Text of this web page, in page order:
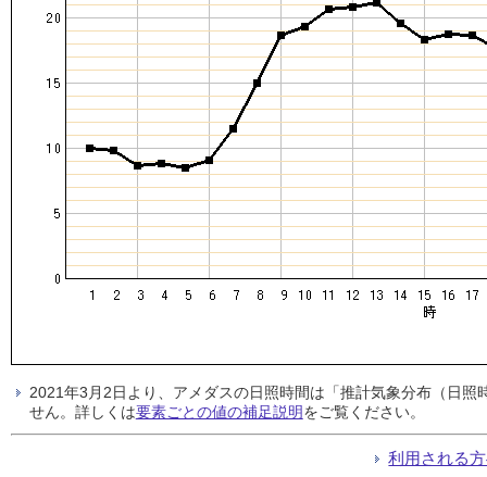
2021年3月2日より、アメダスの日照時間は「推計気象分布（日
せん。詳しくは要素ごとの値の補足説明をご覧ください。
利用される